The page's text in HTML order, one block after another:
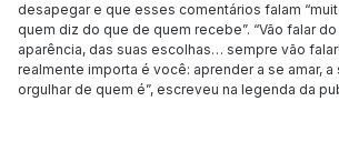
desapegar e que esses comentários falam
quem diz do que de quem recebe”. “Vão falar
aparência, das suas escolhas… sempre vão
realmente importa é você: aprender a se amar,
orgulhar de quem é”, escreveu na legenda da